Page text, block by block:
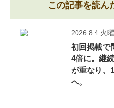
この記事を読ん
2026.8.4 火
初回掲載で
4倍に。継
が重なり、
へ。